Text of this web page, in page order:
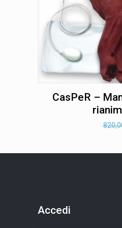
CasPeR –
Accedi